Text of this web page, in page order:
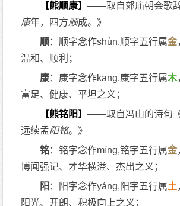
【熊顺康】——取自郊庙朝会歌
康年，四方顺成。》
顺：顺字念作shùn,顺字五行属金
温和、顺利；
康：康字念作kāng,康字五行属木
富足、健康、平坦之义；
【熊铭阳】——取自冯山的诗句《
远续孟阳铭。》
铭：铭字念作míng,铭字五行属金
博闻强记、才华横溢、杰出之义；
阳 ：阳字念作yáng,阳字五行属土
阳光、开朗、积极向上之义；